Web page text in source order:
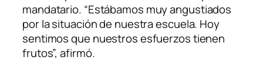
mandatario. “Estábamos muy angustiados
por la situación de nuestra escuela. Hoy
sentimos que nuestros esfuerzos tienen
frutos”, afirmó.